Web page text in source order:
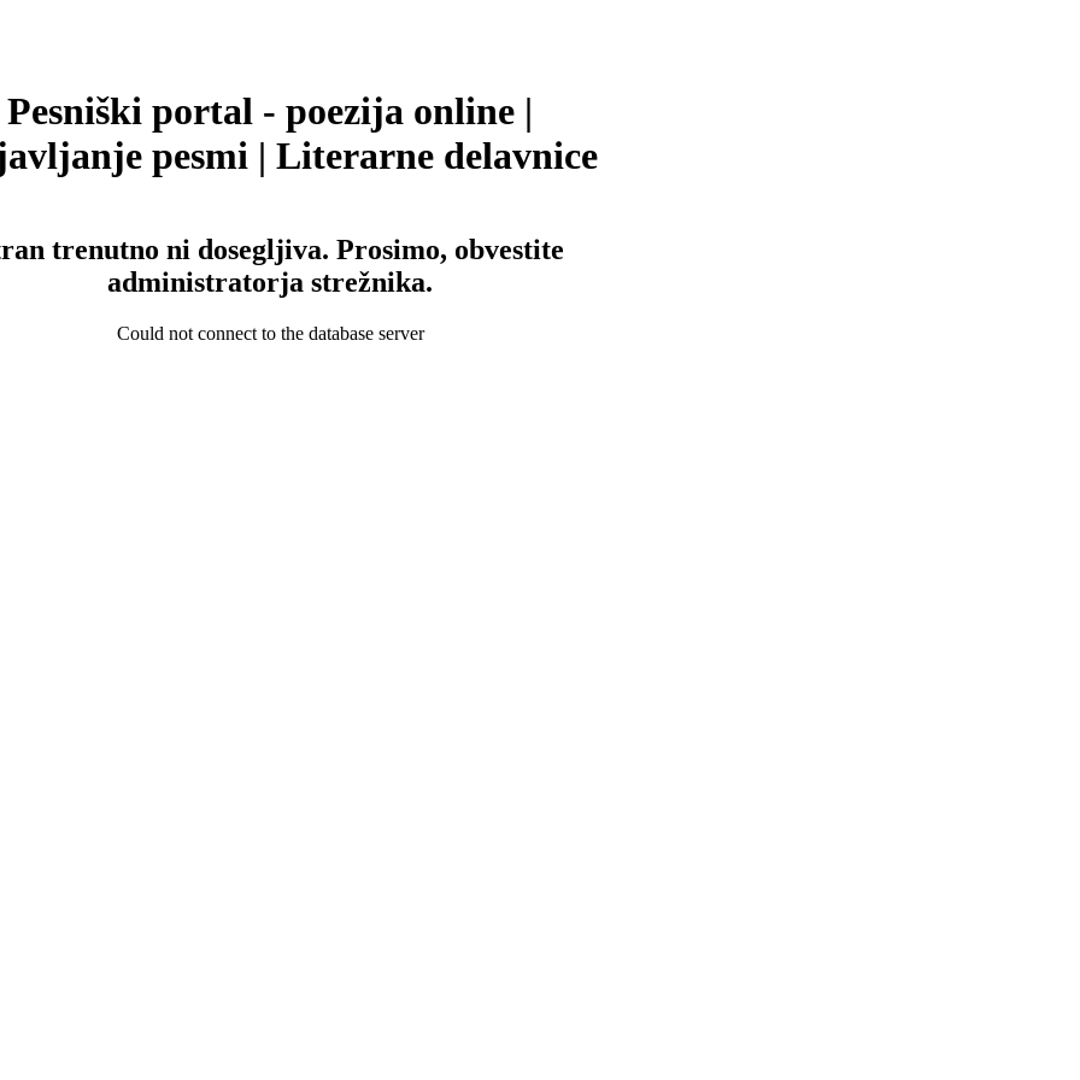
Pesniški portal - poezija online |
pesmi | Literarne delavnice
trenutno ni dosegljiva. Prosimo, obvestite
administratorja strežnika.
Could not connect to the database server